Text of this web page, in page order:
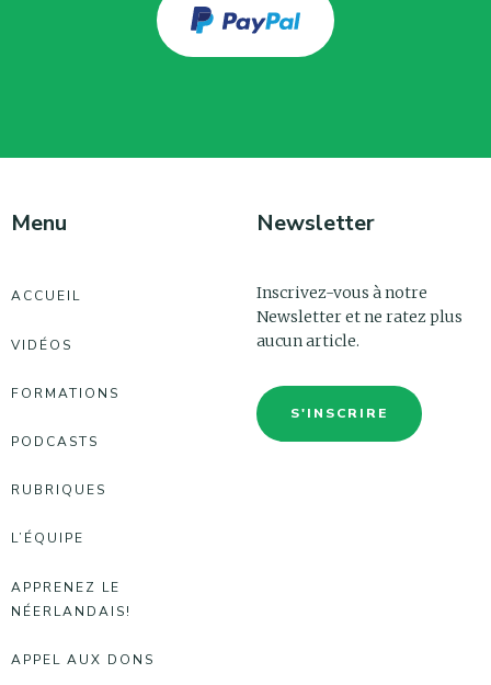
Menu
ACCUEIL
VIDÉOS
FORMATIONS
PODCASTS
RUBRIQUES
L’ÉQUIPE
APPRENEZ LE
NÉERLANDAIS!
APPEL AUX DONS
Newsletter
Inscrivez-vous à notre
Newsletter et ne ratez plus
aucun article.
S'INSCRIRE